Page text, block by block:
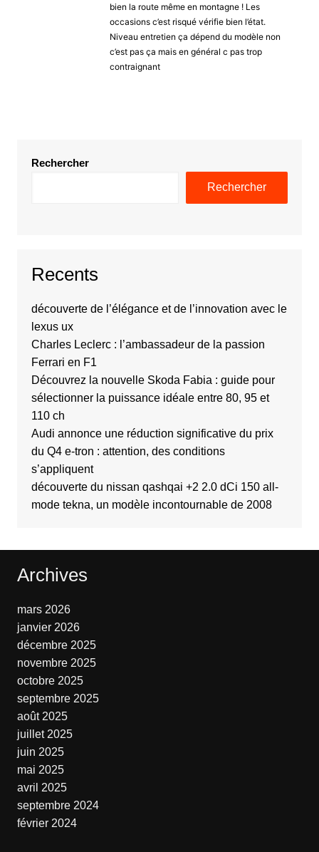
bien la route même en montagne ! Les
occasions c’est risqué vérifie bien l’état.
Niveau entretien ça dépend du modèle non
c’est pas ça mais en général c pas trop
contraignant
Rechercher
Rechercher
Recents
découverte de l’élégance et de l’innovation avec le
lexus ux
Charles Leclerc : l’ambassadeur de la passion
Ferrari en F1
Découvrez la nouvelle Skoda Fabia : guide pour
sélectionner la puissance idéale entre 80, 95 et
110 ch
Audi annonce une réduction significative du prix
du Q4 e-tron : attention, des conditions
s’appliquent
découverte du nissan qashqai +2 2.0 dCi 150 all-
mode tekna, un modèle incontournable de 2008
Archives
mars 2026
janvier 2026
décembre 2025
novembre 2025
octobre 2025
septembre 2025
août 2025
juillet 2025
juin 2025
mai 2025
avril 2025
septembre 2024
février 2024